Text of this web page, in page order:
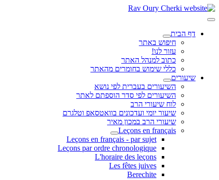
דף הבית
חיפוש באתר
עזור לנו!
כתוב למנהל האתר
כללי שימוש בחומרים מהאתר
שיעורים
השיעורים בעברית לפי נושא
השיעורים לפי סדר הוספתם לאתר
לוח שיעורי הרב
שיעור יומי ועדכונים בוואטסאפ וטלגרם
שיעורי הרב במכון מאיר
Leçons en français
Leçons en français - par sujet
Leçons par ordre chronologique
L'horaire des leçons
Les fêtes juives
Berechite